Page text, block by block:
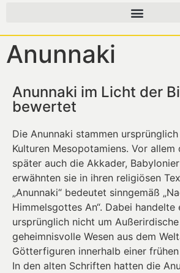
Anunnaki
Anunnaki im Licht der
bewertet
Die Anunnaki stammen
Kulturen Mesopotamiens. Vor allem
später auch die Akkader,
erwähnten sie in ihren religiösen
„Anunnaki“ bedeutet sinngemäß
Himmelsgottes An“. Dabei handelte
ursprünglich nicht um
geheimnisvolle Wesen aus dem
Götterfiguren innerhalb einer
In den alten Schriften hatten die